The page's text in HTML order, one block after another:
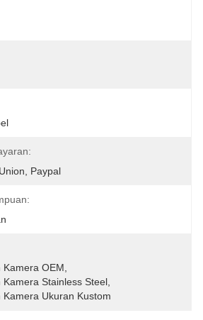
Paypal
Kamera OEM
Stainless Steel
Ukuran Kustom